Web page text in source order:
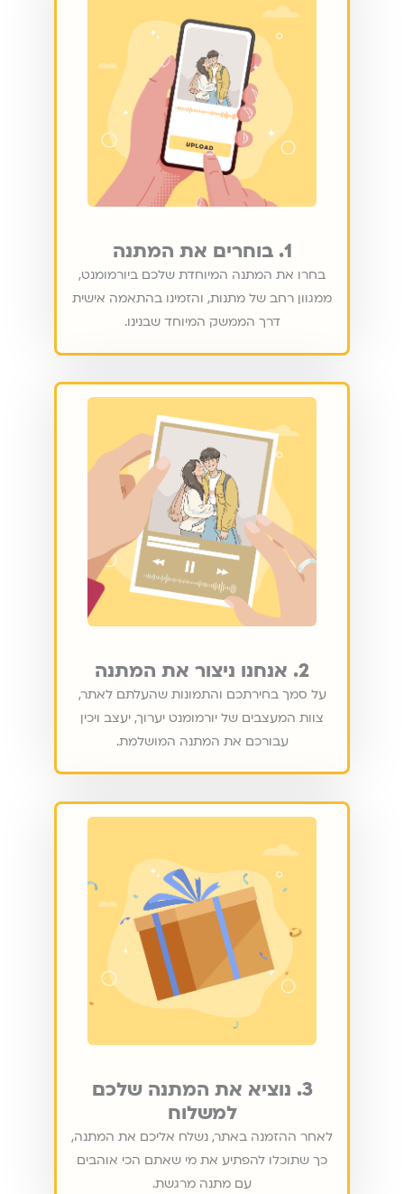
1. בוחרים את המתנה
בחרו את המתנה המיוחדת שלכם ביורמומנט,
ממגוון רחב של מתנות, והזמינו בהתאמה אישית
דרך הממשק המיוחד שבנינו.
2. אנחנו ניצור את המתנה
על סמך בחירתכם והתמונות שהעלתם לאתר,
צוות המעצבים של יורמומנט יערוך, יעצב ויכין
עבורכם את המתנה המושלמת.
3. נוציא את המתנה שלכם
למשלוח
לאחר ההזמנה באתר, נשלח אליכם את המתנה,
כך שתוכלו להפתיע את מי שאתם הכי אוהבים
עם מתנה מרגשת.